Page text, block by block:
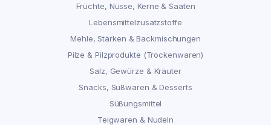
Früchte, Nüsse, Kerne & Saaten
Lebensmittelzusatzstoffe
Mehle, Stärken & Backmischungen
Pilze & Pilzprodukte (Trockenwaren)
Salz, Gewürze & Kräuter
Snacks, Süßwaren & Desserts
Süßungsmittel
Teigwaren & Nudeln